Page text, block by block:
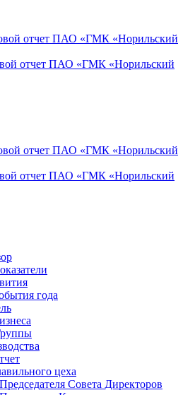
отчет ПАО «ГМК «Норильский
отчет ПАО «ГМК «Норильский
отчет ПАО «ГМК «Норильский
отчет ПАО «ГМК «Норильский
года
цеха
Совета Директоров